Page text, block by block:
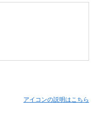
アイコンの説明はこちら